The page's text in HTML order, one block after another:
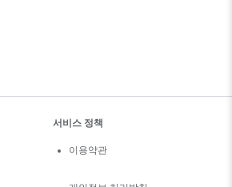
서비스 정책
이용약관